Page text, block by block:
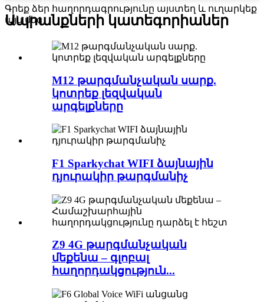
Գրեք ձեր հաղորդագրությունը այստեղ և ուղարկեք
այն մեզ
Ապրանքների կատեգորիաներ
M12 թարգմանչական սարք.
կոտրեք լեզվական
արգելքները
F1 Sparkychat WIFI ձայնային
դյուրակիր թարգմանիչ
Z9 4G թարգմանչական
մեքենա – գլոբալ
հաղորդակցություն...